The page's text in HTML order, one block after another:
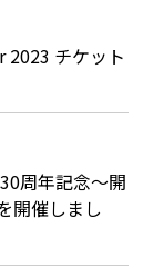
チケット
周年記念～開
開催しまし